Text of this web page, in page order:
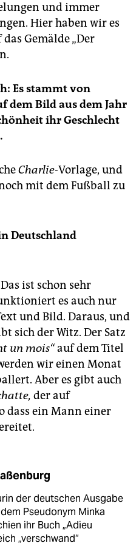
und immer
Hier haben wir es
Gemälde „Der
Es stammt von
dem Bild aus dem Jahr
ihr Geschlecht
Charlie-Vorlage, und
mit dem Fußball zu
Deutschland
ist schon sehr
es auch nur
und Bild. Daraus, und
sich der Witz. Der Satz
un mois“auf dem Titel
wir einen Monat
Aber es gibt auch
der auf
dass ein Mann einer
der deutschen Ausgabe
Pseudonym Minka
ihr Buch „Adieu
„verschwand“